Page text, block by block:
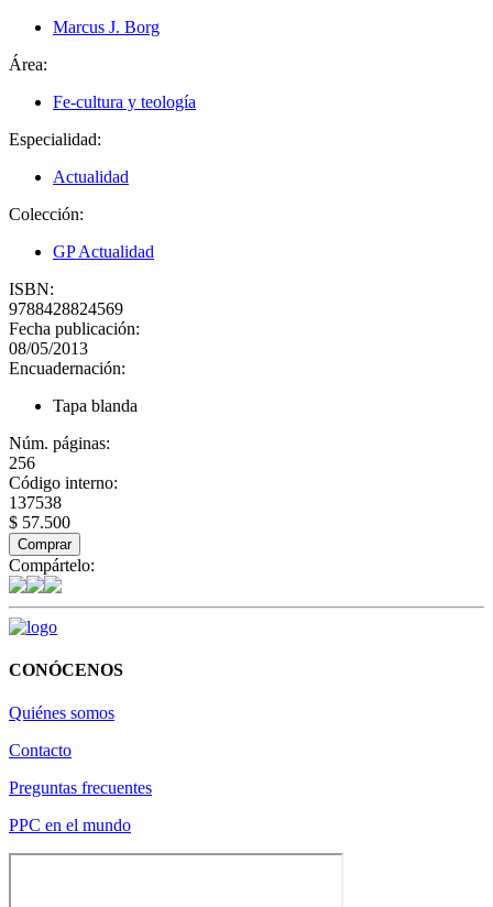
Marcus J. Borg
Área:
Fe-cultura y teología
Especialidad:
Actualidad
Colección:
GP Actualidad
ISBN:
9788428824569
Fecha publicación:
08/05/2013
Encuadernación:
Tapa blanda
Núm. páginas:
256
Código interno:
137538
$ 57.500
Comprar
Compártelo:
CONÓCENOS
Quiénes somos
Contacto
Preguntas frecuentes
PPC en el mundo